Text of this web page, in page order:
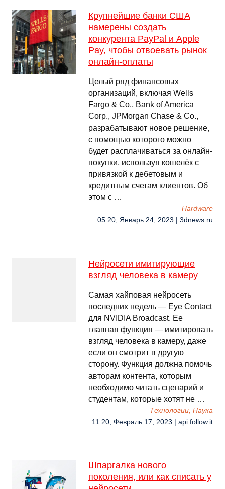
Крупнейшие банки США
намерены создать
конкурента PayPal и Apple
Pay, чтобы отвоевать рынок
онлайн-оплаты
Целый ряд финансовых
организаций, включая Wells
Fargo & Co., Bank of America
Corp., JPMorgan Chase & Co.,
разрабатывают новое решение,
с помощью которого можно
будет расплачиваться за онлайн-
покупки, используя кошелёк с
привязкой к дебетовым и
кредитным счетам клиентов. Об
этом с …
Hardware
05:20, Январь 24, 2023 | 3dnews.ru
Нейросети имитирующие
взгляд человека в камеру
Самая хайповая нейросеть
последних недель — Eye Contact
для NVIDIA Broadcast. Ее
главная функция — имитировать
взгляд человека в камеру, даже
если он смотрит в другую
сторону. Функция должна помочь
авторам контента, которым
необходимо читать сценарий и
студентам, которые хотят не …
Технологии, Наука
11:20, Февраль 17, 2023 | api.follow.it
Шпаргалка нового
поколения, или как списать у